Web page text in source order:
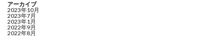
アーカイブ
2023年10月
2023年7月
2023年1月
2022年9月
2022年8月